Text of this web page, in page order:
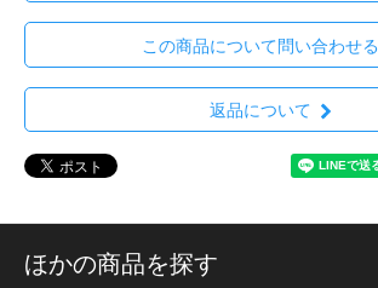
この商品について問い合わせる
返品について
ほかの商品を探す